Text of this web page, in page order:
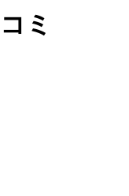
ミ